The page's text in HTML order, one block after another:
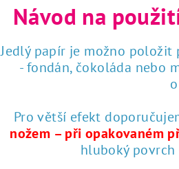
Návod na
Jedlý papír je možno
- fondán, čokoláda nebo
Pro větší efekt
nožem – při opakovaném
hluboký